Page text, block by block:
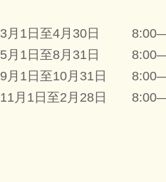
3月1日至4月30日
5月1日至8月31日
9月1日至10月31日
11月1日至2月28日